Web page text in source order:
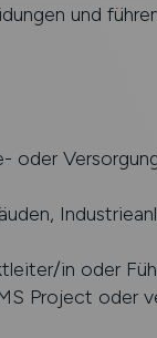
und
oder
in oder
Project oder